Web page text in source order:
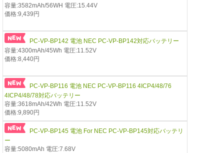
容量:3582mAh/56WH 電圧:15.44V
価格:9,439円
PC-VP-BP142 電池 NEC PC-VP-BP142対応バッテリー
容量:4300mAh/45Wh 電圧:11.52V
価格:8,440円
PC-VP-BP116 電池 NEC PC-VP-BP116 4ICP4/48/76
4ICP4/48/78対応バッテリー
容量:3618mAh/42Wh 電圧:11.52V
価格:9,890円
PC-VP-BP145 電池 For NEC PC-VP-BP145対応バッテリ
ー
容量:5080mAh 電圧:7.68V